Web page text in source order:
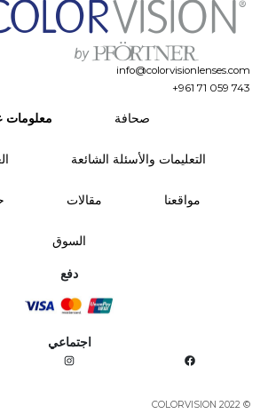
info@colorvisionlenses.com
+961 71 059 743
صحافة معلومات
التعليمات والأسئلة الشائعة
مواقعنا مقالات
السوق
دفع
اجتماعي
Facebook
Instagram
© COLORVISION 2022